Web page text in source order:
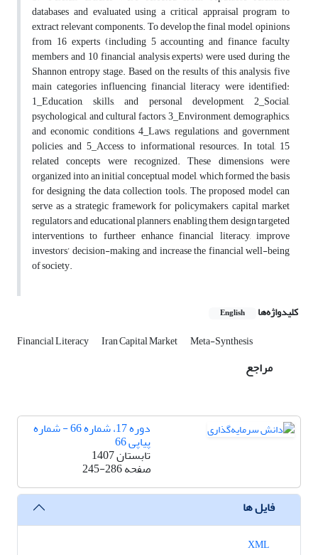
databases and evaluated using a critical appraisal program to
extract relevant components. To develop the final model, opinions
from 16 experts (including 5 accounting and finance faculty
members and 10 financial analysis experts) were used during the
Shannon entropy stage. Based on the results of this analysis, five
main categories influencing financial literacy were identified:
1_Education, skills, and personal development, 2_Social,
psychological, and cultural factors, 3_Environment, demographics,
and economic conditions, 4_Laws, regulations, and government
policies, and 5_Access to informational resources. In total, 15
related concepts were recognized. These dimensions were
organized into an initial conceptual model, which formed the basis
for designing the data collection tools. The proposed model can
serve as a strategic framework for policymakers, capital market
regulators, and educational planners, enabling them design targeted
interventions to furtheer enhance financial literacy, improve
investors’ decision-making, and increase the financial well-being
of society.
کلیدواژه‌ها English
Financial Literacy Iran Capital Market Meta-Synthesis
مراجع
دوره 17، شماره 66 - شماره
پیاپی 66
تابستان 1407
صفحه245-286
فایل ها